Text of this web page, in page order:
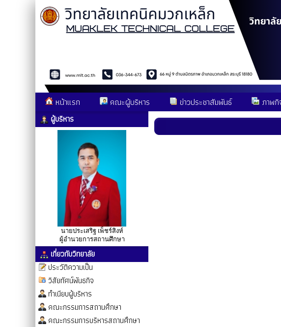
หน้าแรก คณะผู้บริหาร ข่าวประชาสัมพันธ์ ภาพ
ผู้บริหาร
นายประเสริฐ เพ็ชร์สิงห์
ผู้อำนวยการสถานศึกษา
เกี่ยวกับวิทยาลัย
ประวัติความเป็น
วิสัยทัศน์พันธกิจ
ทำเนียบผู้บริหาร
คณะกรรมการสถานศึกษา
คณะกรรมการบริหารสถานศึกษา